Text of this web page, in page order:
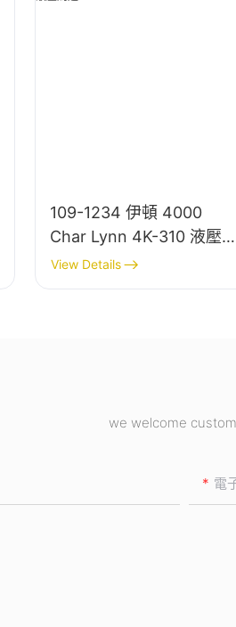
109-1234 伊頓 4000
Char Lynn 4K-310 液壓馬
達
View Details
we welcome
電